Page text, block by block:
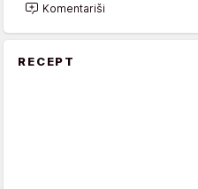
Komentariši
RECEPT